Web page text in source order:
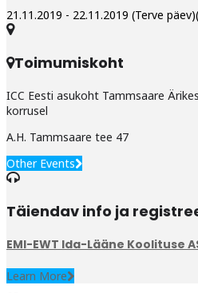
21.11.2019 - 22.11.2019 (Terve päev)
Toimumiskoht
ICC Eesti asukoht Tammsaare
korrusel
A.H. Tammsaare tee 47
Other Events
Täiendav info ja
EMI-EWT Ida-Lääne Koolituse
Learn More